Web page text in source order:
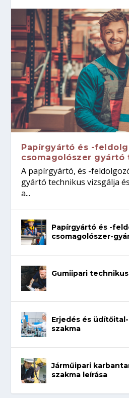
Papírgyártó és -
csomagolószer gyártó
A papírgyártó, és -
gyártó technikus vizsgálja
a...
Papírgyártó és -
csomagolószer-
Gumiipari technikus
Erjedés és
szakma
Járműipari
szakma leírása